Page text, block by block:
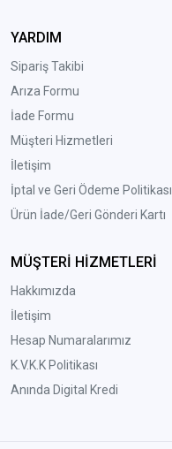
YARDIM
Sipariş Takibi
Arıza Formu
İade Formu
Müşteri Hizmetleri
İletişim
İptal ve Geri Ödeme Politikası
Ürün İade/Geri Gönderi Kartı
MÜŞTERİ HİZMETLERİ
Hakkımızda
İletişim
Hesap Numaralarımız
K.V.K.K Politikası
Anında Digital Kredi